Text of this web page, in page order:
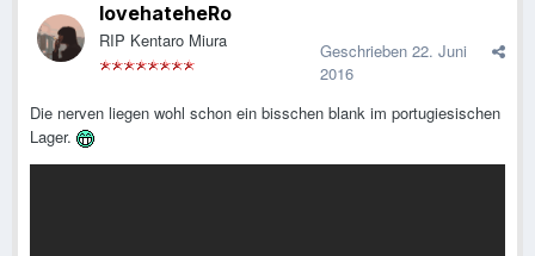
lovehateheRo
RIP Kentaro Miura Geschrieben 22. Juni
2016
Die nerven liegen wohl schon ein bisschen blank im portugiesischen
Lager.